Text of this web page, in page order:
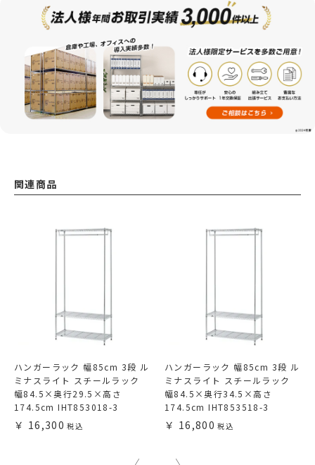
関連商品
ハンガーラック 幅85cm 3段 ル
ミナスライト スチールラック
幅84.5×奥行29.5×高さ
174.5cm IHT853018-3
16,300
ハンガーラック 幅85cm 3段 ル
ミナスライト スチールラック
幅84.5×奥行34.5×高さ
174.5cm IHT853518-3
16,800